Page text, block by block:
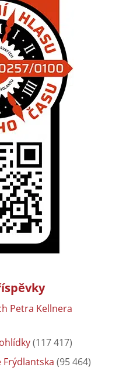
Petra Kellnera
(117 417)
(95 464)